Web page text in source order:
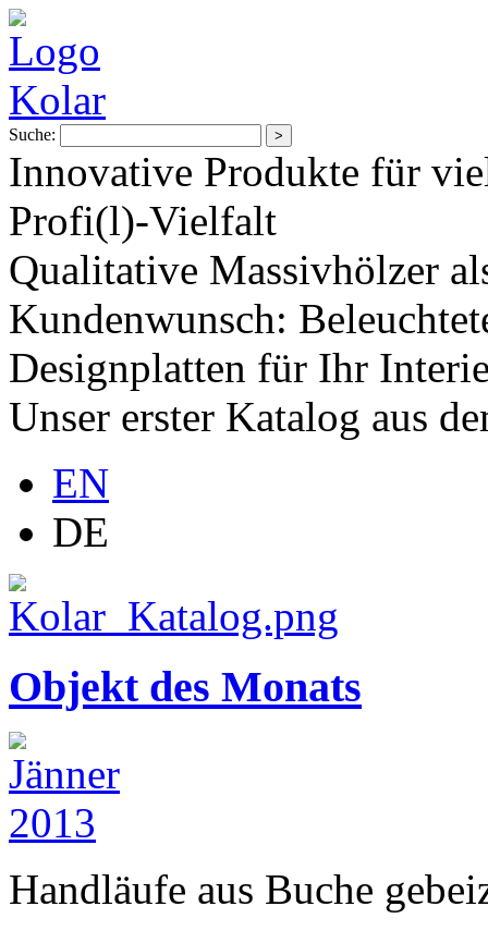
Suche:
Innovative Produkte für
Profi(l)-Vielfalt
Qualitative Massivhölzer
Kundenwunsch:
Designplatten für Ihr
Unser erster Katalog aus
EN
DE
Objekt des Monats
Handläufe aus Buche